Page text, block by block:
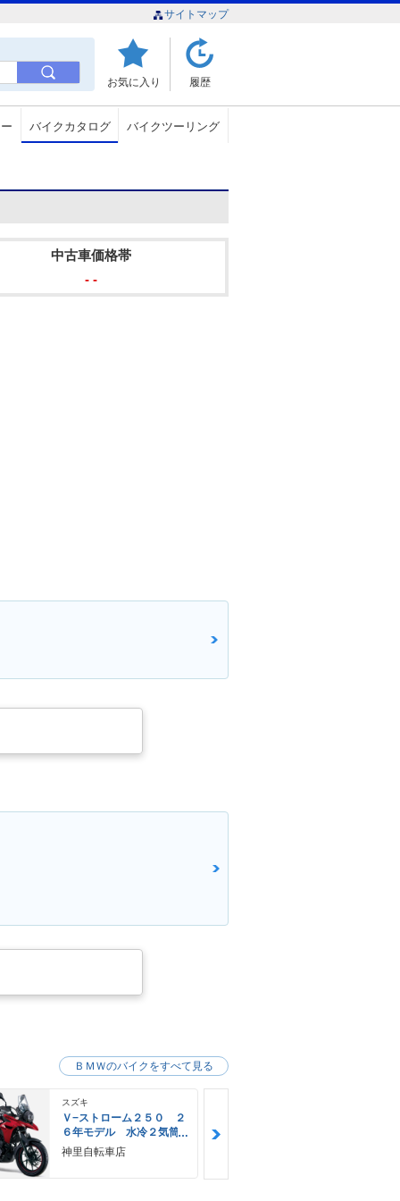
サイトマップ
お気に入り 履歴
バイクカタログ バイクツーリング
中古車価格帯
- -
スズキ
Ｖ−ストローム２５０ ２
６年モデル 水冷２気筒
エンジン ＬＥＤヘッド
ライト標準装備
神里自転車店
ＢＭＷのバイクをすべて見る